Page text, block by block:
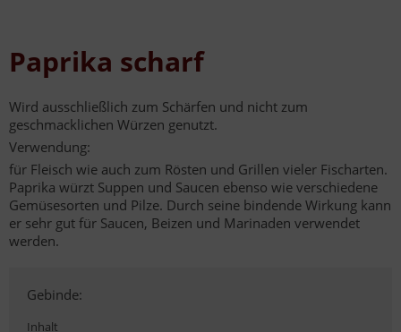
Paprika scharf
Wird ausschließlich zum Schärfen und nicht zum
geschmacklichen Würzen genutzt.
Verwendung:
für Fleisch wie auch zum Rösten und Grillen vieler Fischarten.
Paprika würzt Suppen und Saucen ebenso wie verschiedene
Gemüsesorten und Pilze. Durch seine bindende Wirkung kann
er sehr gut für Saucen, Beizen und Marinaden verwendet
werden.
Gebinde:
Inhalt